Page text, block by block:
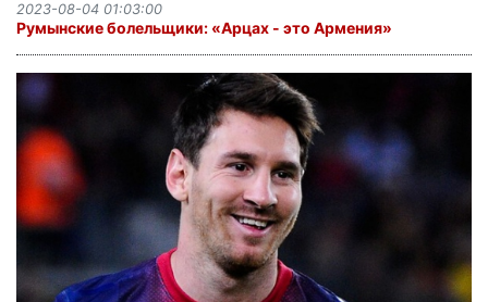
Румынские болельщики: «Арцах - это Армения»
2023-08-04 01:03:00